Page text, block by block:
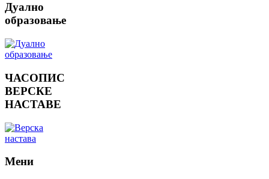
Дуално
образовање
ЧАСОПИС
ВЕРСКЕ
НАСТАВЕ
Мени